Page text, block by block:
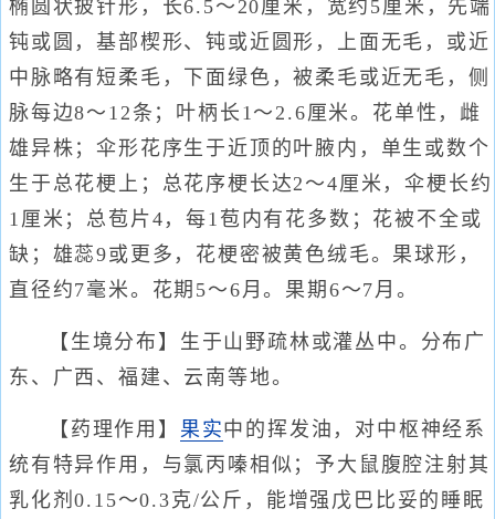
椭圆状披针形，长6.5～20厘米，宽约5厘米，先端
钝或圆，基部楔形、钝或近圆形，上面无毛，或近
中脉略有短柔毛，下面绿色，被柔毛或近无毛，侧
脉每边8～12条；叶柄长1～2.6厘米。花单性，雌
雄异株；伞形花序生于近顶的叶腋内，单生或数个
生于总花梗上；总花序梗长达2～4厘米，伞梗长约
1厘米；总苞片4，每1苞内有花多数；花被不全或
缺；雄蕊9或更多，花梗密被黄色绒毛。果球形，
直径约7毫米。花期5～6月。果期6～7月。
【生境分布】生于山野疏林或灌丛中。分布广
东、广西、福建、云南等地。
【药理作用】 果实中的挥发油，对中枢神经系
统有特异作用，与氯丙嗪相似；予大鼠腹腔注射其
乳化剂0.15～0.3克/公斤，能增强戊巴比妥的睡眠